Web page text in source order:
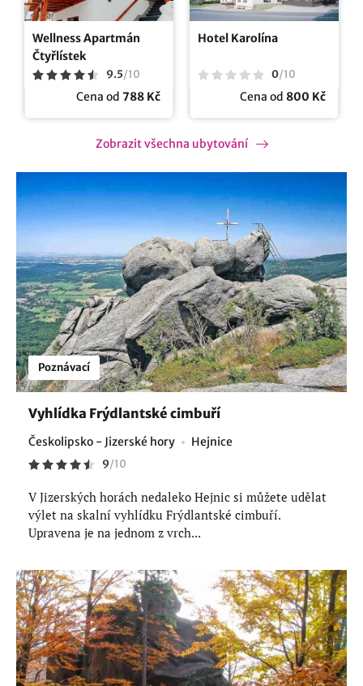
Wellness Apartmán
Čtyřlístek
9.5/10
Cena od 788 Kč
Hotel Karolína
0/10
Cena od 800 Kč
Zobrazit všechna ubytování
Poznávací
Vyhlídka Frýdlantské cimbuří
Českolipsko - Jizerské hory Hejnice
9/10
V Jizerských horách nedaleko Hejnic si můžete udělat
výlet na skalní vyhlídku Frýdlantské cimbuří.
Upravena je na jednom z vrch...